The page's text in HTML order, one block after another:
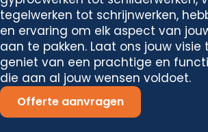
tegelwerken tot schrijnwerken,
en ervaring om elk aspect van
aan te pakken. Laat ons jouw
geniet van een prachtige en
die aan al jouw wensen voldoet.
Offerte aanvragen